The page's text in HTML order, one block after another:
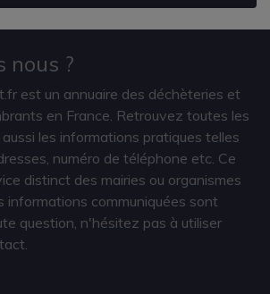
nous ?
est un annuaire des déchèteries et
en France. Retrouvez toutes les
les informations pratiques telles
numéro de téléphone etc. Ce
distinct des mairies ou organismes
informations communiquées sont
question, n'hésitez pas à utiliser